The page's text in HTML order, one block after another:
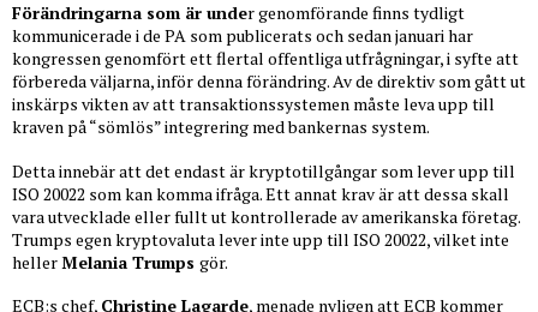
Förändringarna som är under genomförande finns tydligt
kommunicerade i de PA som publicerats och sedan januari har
kongressen genomfört ett flertal offentliga utfrågningar, i syfte att
förbereda väljarna, inför denna förändring. Av de direktiv som gått ut
inskärps vikten av att transaktionssystemen måste leva upp till
kraven på “sömlös” integrering med bankernas system.
Detta innebär att det endast är kryptotillgångar som lever upp till
ISO 20022 som kan komma ifråga. Ett annat krav är att dessa skall
vara utvecklade eller fullt ut kontrollerade av amerikanska företag.
Trumps egen kryptovaluta lever inte upp till ISO 20022, vilket inte
hellerMelania Trumps gör.
ECB:s chef, Christine Lagarde, menade nyligen att ECB kommer